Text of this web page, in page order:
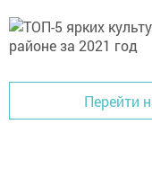
Перейти